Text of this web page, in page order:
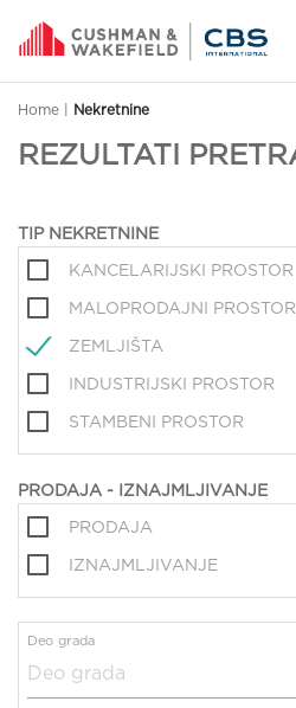
Home Nekretnine
REZULTATI
TIP NEKRETNINE
KANCELARIJSKI PROSTOR
MALOPRODAJNI PROSTOR
ZEMLJIŠTA
INDUSTRIJSKI PROSTOR
STAMBENI PROSTOR
PRODAJA - IZNAJMLJIVANJE
PRODAJA
IZNAJMLJIVANJE
Deo grada